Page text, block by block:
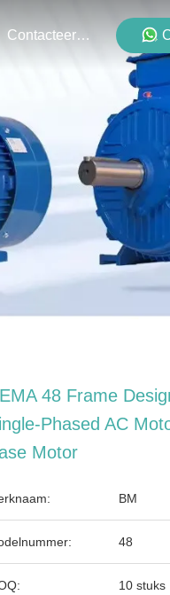
Contacteer Ons
48 Frame
Phased AC
Motor
BM
48
10 stuks